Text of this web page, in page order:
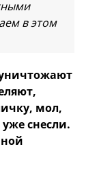
в этом
мол,
снесли.